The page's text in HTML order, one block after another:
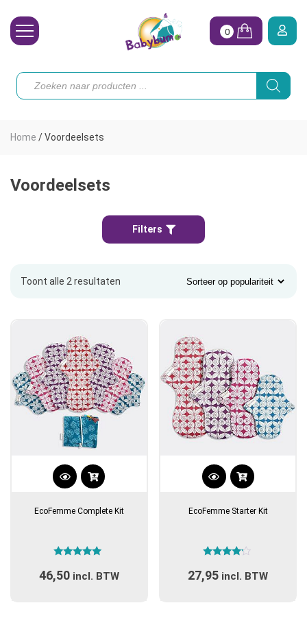
Toebehoren
Koopjes
0
Producten
zoeken
Home /Voordeelsets
Voordeelsets
Filters
Toont alle 2 resultaten
Dit
heeft
variaties.
optie
EcoFemme Complete Kit
5.00
uit 5
46,50 incl. BTW
Dit
heeft
variaties.
optie
EcoFemme Starter Kit
4.00
uit 5
27,95 incl. BTW